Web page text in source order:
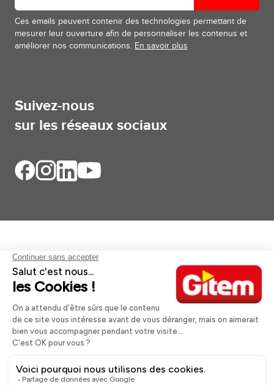
Ces emails peuvent contenir des technologies permettant de
mesurer leur ouverture afin de personnaliser les contenus et
améliorer nos communications. En savoir plus
Suivez-nous
sur les réseaux sociaux
Aides et informations
Services
Informations légales
A propos
Nos magasins